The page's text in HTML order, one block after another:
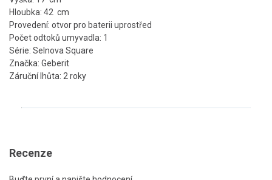
Hloubka: 42 cm
Provedení: otvor pro baterii uprostřed
Počet odtoků umyvadla: 1
Série: Selnova Square
Značka: Geberit
Záruční lhůta: 2 roky
Recenze